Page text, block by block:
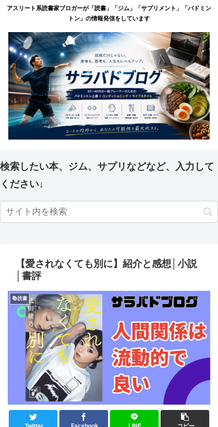
アスリート系読書家ブロガーが「読書」「ジム」「サプリメント」「バドミン
トン」の情報発信をしています
検索したい本、ジム、サプリなどなど、入力して
ください↓
【愛されなくても別に】紹介と感想│小説
│書評
📚読書